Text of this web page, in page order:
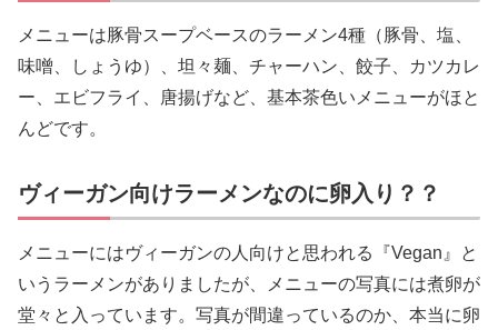
メニューは豚骨スープベースのラーメン4種（豚骨、塩、
味噌、しょうゆ）、坦々麺、チャーハン、餃子、カツカレ
ー、エビフライ、唐揚げなど、基本茶色いメニューがほと
んどです。
ヴィーガン向けラーメンなのに卵入り？？
メニューにはヴィーガンの人向けと思われる『Vegan』と
いうラーメンがありましたが、メニューの写真には煮卵が
堂々と入っています。写真が間違っているのか、本当に卵